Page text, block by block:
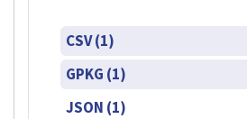
CSV (1)
GPKG (1)
JSON (1)